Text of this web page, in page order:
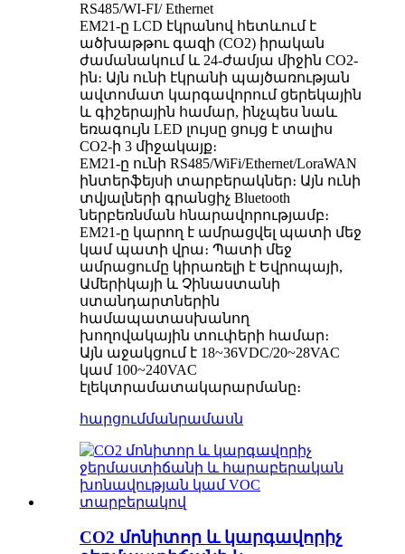
RS485/WI-FI/ Ethernet
EM21-ը LCD էկրանով հետևում է
ածխաթթու գազի (CO2) իրական
ժամանակում և 24-ժամյա միջին CO2-
ին։ Այն ունի էկրանի պայծառության
ավտոմատ կարգավորում ցերեկային
և գիշերային համար, ինչպես նաև
եռագույն LED լույսը ցույց է տալիս
CO2-ի 3 միջակայք։
EM21-ը ունի RS485/WiFi/Ethernet/LoraWAN
ինտերֆեյսի տարբերակներ։ Այն ունի
տվյալների գրանցիչ Bluetooth
ներբեռնման հնարավորությամբ։
EM21-ը կարող է ամրացվել պատի մեջ
կամ պատի վրա։ Պատի մեջ
ամրացումը կիրառելի է Եվրոպայի,
Ամերիկայի և Չինաստանի
ստանդարտներին
համապատասխանող
խողովակային տուփերի համար։
Այն աջակցում է 18~36VDC/20~28VAC
կամ 100~240VAC
էլեկտրամատակարարմանը։
հարցումմանրամասն
CO2 մոնիտոր և կարգավորիչ